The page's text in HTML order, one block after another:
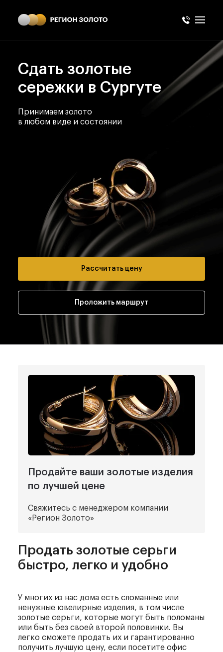
Сдать золотые
сережки в Сургуте
Принимаем золото
в любом виде и состоянии
Рассчитать цену
Проложить маршрут
Продайте ваши золотые изделия
по лучшей цене
Свяжитесь с менеджером компании
«Регион Золото»
Продать золотые серьги
быстро, легко и удобно
У многих из нас дома есть сломанные или
ненужные ювелирные изделия, в том числе
золотые серьги, которые могут быть поломаны
или быть без своей второй половинки. Вы
легко сможете продать их и гарантированно
получить лучшую цену, если посетите офис